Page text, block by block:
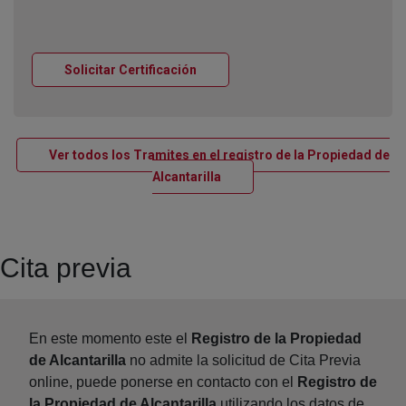
Solicitar Certificación
Ver todos los Tramites en el registro de la Propiedad de
Alcantarilla Ventana nueva
Cita previa
En este momento este el
Registro de la Propiedad
de Alcantarilla no admite la solicitud de Cita Previa
online, puede ponerse en contacto con el
Registro de